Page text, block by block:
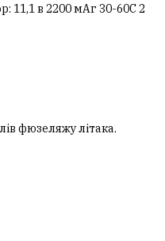
11,1 в 2200 мАг 30-60C 2
фюзеляжу літака.